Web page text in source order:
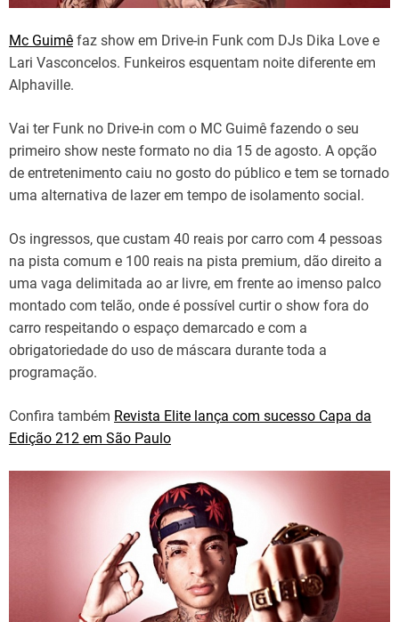
Mc Guimê faz show em Drive-in Funk com DJs Dika Love e
Lari Vasconcelos. Funkeiros esquentam noite diferente em
Alphaville.
Vai ter Funk no Drive-in com o MC Guimê fazendo o seu
primeiro show neste formato no dia 15 de agosto. A opção
de entretenimento caiu no gosto do público e tem se tornado
uma alternativa de lazer em tempo de isolamento social.
Os ingressos, que custam 40 reais por carro com 4 pessoas
na pista comum e 100 reais na pista premium, dão direito a
uma vaga delimitada ao ar livre, em frente ao imenso palco
montado com telão, onde é possível curtir o show fora do
carro respeitando o espaço demarcado e com a
obrigatoriedade do uso de máscara durante toda a
programação.
Confira também Revista Elite lança com sucesso Capa da
Edição 212 em São Paulo